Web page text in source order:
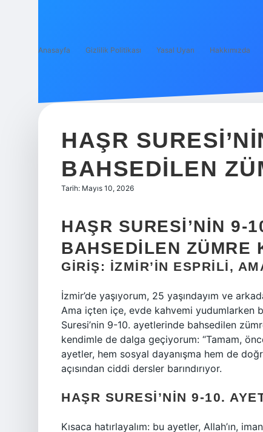
Anasayfa Gizlilik Politikası Yasal Uyarı Hakkımızda
HAŞR
BAHSEDILEN
Tarih: Mayıs 10, 2026
HAŞR SURESI’NIN 9-
BAHSEDILEN ZÜMRE
GIRIŞ: İZMIR’IN ESPRILI,
İzmir’de yaşıyorum, 25 yaşındayım ve
Ama içten içe, evde kahvemi yudumlarken
Suresi’nin 9-10. ayetlerinde bahsedilen
kendimle de dalga geçiyorum: “Tamam,
ayetler, hem sosyal dayanışma hem de
açısından ciddi dersler barındırıyor.
HAŞR SURESI’NIN 9-10.
Kısaca hatırlayalım: bu ayetler, Allah’ın,